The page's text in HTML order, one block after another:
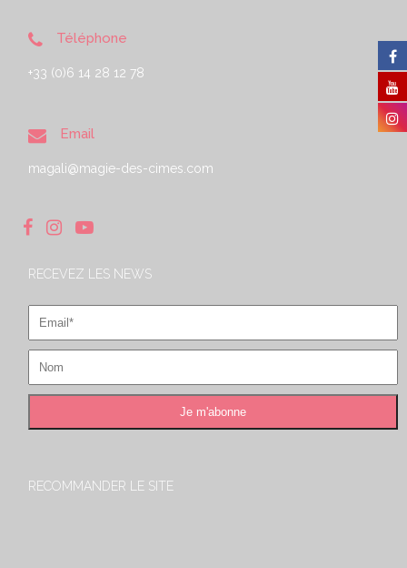
Téléphone
+33 (0)6 14 28 12 78
Email
magali@magie-des-cimes.com
RECEVEZ LES NEWS
RECOMMANDER LE SITE